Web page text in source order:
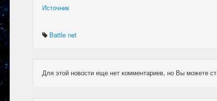
Источник
Battle net
Для этой новости еще нет комментариев, но Вы можете